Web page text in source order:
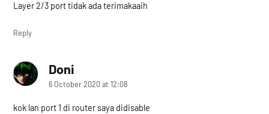
Layer 2/3 port tidak ada terimakaaih
Reply
Donisays:
6 October 2020 at 12:08
kok lan port 1 di router saya didisable